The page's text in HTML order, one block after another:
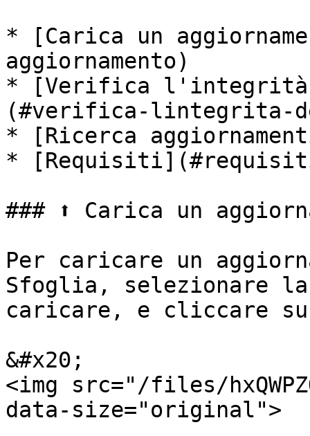
* [Carica un
aggiornamento)
* [Verifica
(#verifica-lintegrita-
* [Ricerca
*
### ⬆️ Carica un
Per caricare un
Sfoglia, selezionare
caricare, e cliccare
&#x20;
<img src="/files/
data-size="original">